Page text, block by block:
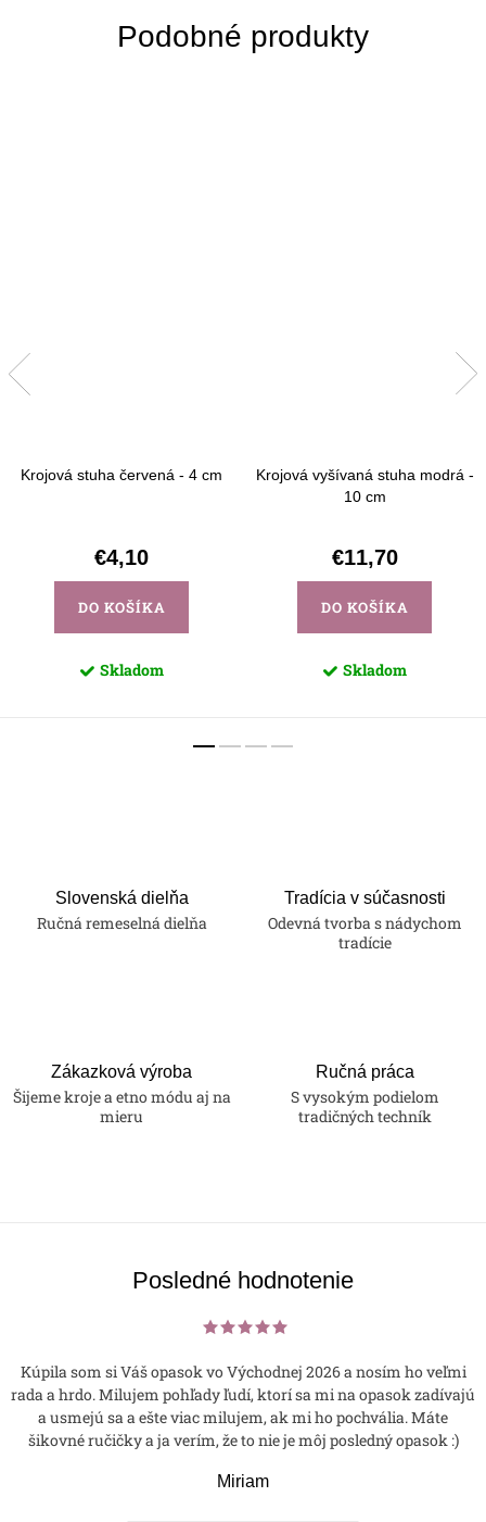
Krojová stuha červená - 4 cm
€4,10
DO KOŠÍKA
Skladom
Krojová vyšívaná stuha modrá -
10 cm
€11,70
DO KOŠÍKA
Skladom
Slovenská dielňa
Ručná remeselná dielňa
Tradícia v súčasnosti
Odevná tvorba s nádychom
tradície
Zákazková výroba
Šijeme kroje a etno módu aj na
mieru
Ručná práca
S vysokým podielom
tradičných techník
Posledné hodnotenie
Kúpila som si Váš opasok vo Východnej 2026 a nosím ho veľmi
rada a hrdo. Milujem pohľady ľudí, ktorí sa mi na opasok zadívajú
a usmejú sa a ešte viac milujem, ak mi ho pochvália. Máte
šikovné ručičky a ja verím, že to nie je môj posledný opasok :)
Miriam